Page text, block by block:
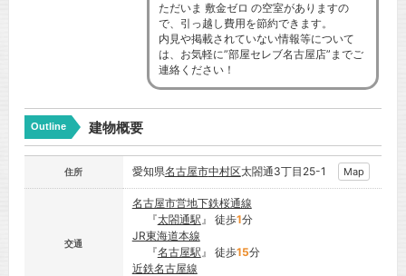
ただいま 敷金ゼロ の空室がありますの
で、引っ越し費用を節約できます。
内見や掲載されていない情報等について
は、お気軽に”部屋セレブ名古屋店”までご
連絡ください！
Outline 建物概要
住所 愛知県名古屋市中村区太閤通3丁目25-1 Map
交通
名古屋市営地下鉄桜通線
『太閤通駅』 徒歩1分
JR東海道本線
『名古屋駅』 徒歩15分
近鉄名古屋線